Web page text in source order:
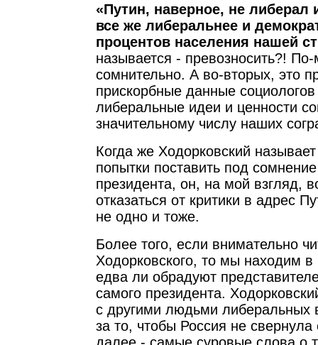
«Путин, наверное, не либерал
все же либеральнее и
процентов населения нашей
называется - превозносить?!
сомнительно. А во-вторых, это
прискорбные данные
либеральные идеи и ценности
значительному числу наших
Когда же Ходорковский
попытки поставить под
президента, он, на мой взгляд,
отказаться от критики в адрес
не одно и тоже.
Более того, если внимательно
Ходорковского, то мы находим
едва ли обрадуют
самого президента.
с другими людьми либеральных
за то, чтобы Россия не